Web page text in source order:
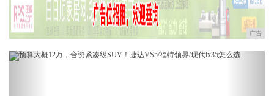
广告
Previous